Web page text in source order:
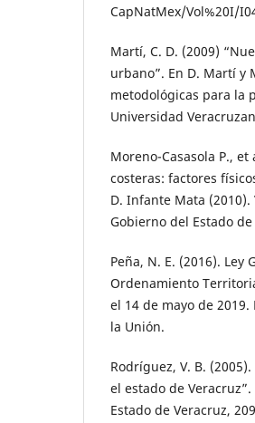
CapNatMex/Vol%20I/
Martí, C. D. (2009)
urbano”. En D. Martí y
metodológicas para la
Universidad
Moreno-Casasola P.,
costeras: factores
D. Infante Mata
Gobierno del Estado
Peña, N. E. (2016).
Ordenamiento
el 14 de mayo de
la Unión.
Rodríguez, V. B.
el estado de
Estado de Veracruz,